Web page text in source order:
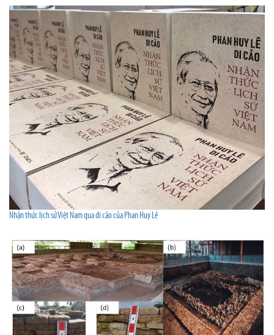
Nhận thức lịch sử Việt Nam qua di cảo của Phan Huy Lê